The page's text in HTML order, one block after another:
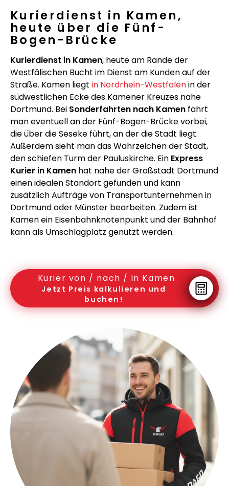
Kurierdienst in Kamen,
heute über die Fünf-
Bogen-Brücke
Kurierdienst in Kamen, heute am Rande der
Westfälischen Bucht im Dienst am Kunden auf der
Straße. Kamen liegt in Nordrhein-Westfalenin der
südwestlichen Ecke des Kamener Kreuzes nahe
Dortmund. Bei Sonderfahrten nach Kamen fährt
man eventuell an der Fünf-Bogen-Brücke vorbei,
die über die Seseke führt, an der die Stadt liegt.
Außerdem sieht man das Wahrzeichen der Stadt,
den schiefen Turm der Pauluskirche. Ein Express
Kurier in Kamen hat nahe der Großstadt Dortmund
einen idealen Standort gefunden und kann
zusätzlich Aufträge von Transportunternehmen in
Dortmund oder Münster bearbeiten. Zudem ist
Kamen ein Eisenbahnknotenpunkt und der Bahnhof
kann als Umschlagplatz genutzt werden.
Kurier von / nach / in Kamen
Jetzt Preis kalkulieren und
buchen!